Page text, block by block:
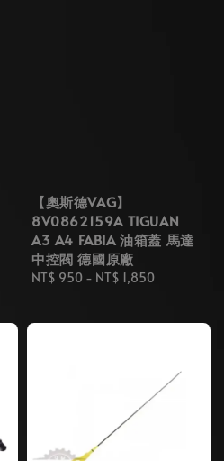
【奧斯德VAG】
8V0862159A TIGUAN
A3 A4 FABIA 油箱蓋 馬達
中控閥 德國原廠
Regular
NT$ 950 - NT$ 1,850